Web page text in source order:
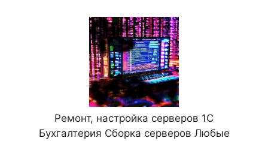
Ремонт, настройка серверов 1С
Бухгалтерия Сборка серверов Любые